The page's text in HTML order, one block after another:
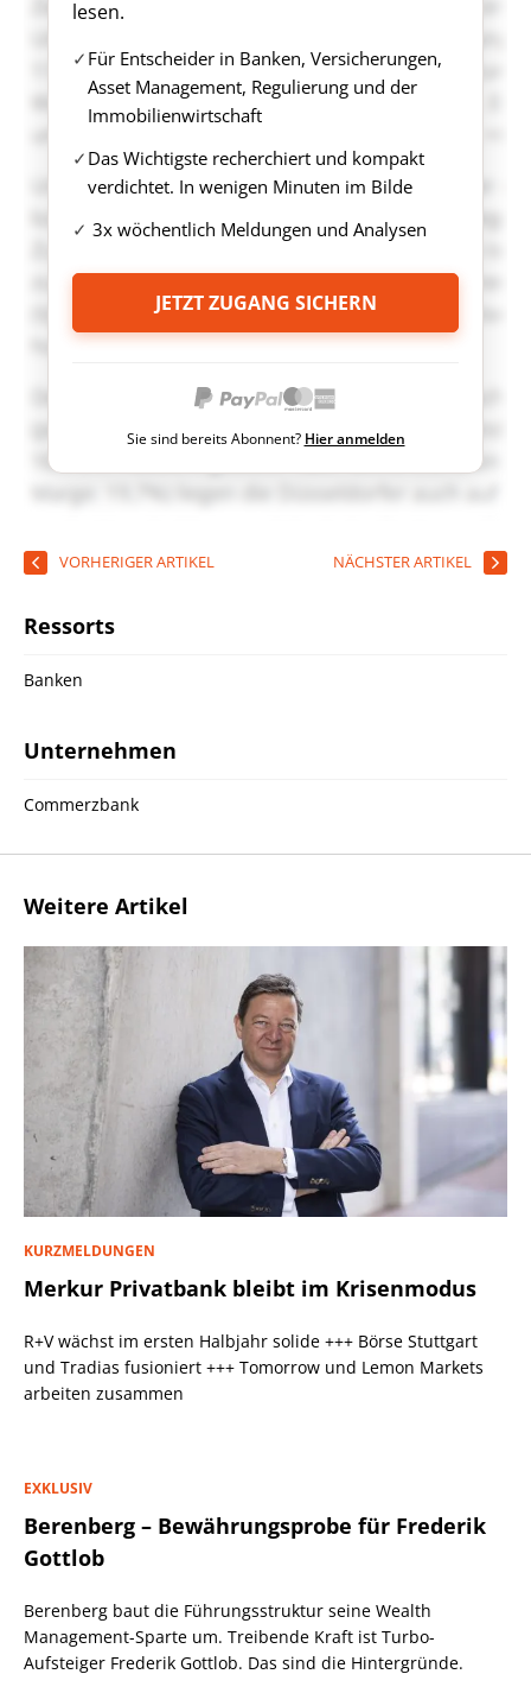
lesen.
Für Entscheider in Banken, Versicherungen,
Asset Management, Regulierung und der
Immobilienwirtschaft
Das Wichtigste recherchiert und kompakt
verdichtet. In wenigen Minuten im Bilde
3x wöchentlich Meldungen und Analysen
JETZT ZUGANG SICHERN
Sie sind bereits Abonnent? Hier anmelden
VORHERIGER ARTIKEL NÄCHSTER ARTIKEL
Ressorts
Banken
Unternehmen
Commerzbank
Weitere Artikel
KURZMELDUNGEN
Merkur Privatbank bleibt im Krisenmodus
R+V wächst im ersten Halbjahr solide +++ Börse Stuttgart
und Tradias fusioniert +++ Tomorrow und Lemon Markets
arbeiten zusammen
EXKLUSIV
Berenberg – Bewährungsprobe für Frederik
Gottlob
Berenberg baut die Führungsstruktur seine Wealth
Management-Sparte um. Treibende Kraft ist Turbo-
Aufsteiger Frederik Gottlob. Das sind die Hintergründe.